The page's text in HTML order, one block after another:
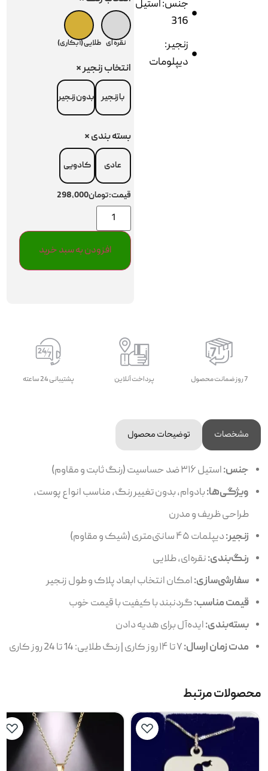
جنس: استیل
316
زنجیر:
دیپلومات
نقره ای طلایی (آبکاری)
انتخاب زنجیر*
با زنجیر بدون زنجیر
بسته بندی*
عادی کادویی
قیمت:تومان298,000
افزودن به سبد خرید
7 روز ضمانت محصول پرداخت آنلاین پشتیبانی 24 ساعته
مشخصات توضیحات محصول
جنس:استیل ۳۱۶ ضد حساسیت (رنگ ثابت و مقاوم)
ویژگی‌ها:بادوام، بدون تغییر رنگ، مناسب انواع پوست،
طراحی ظریف و مدرن
زنجیر:دیپلمات ۴۵ سانتی‌متری (شیک و مقاوم)
رنگ‌بندی:نقره‌ای، طلایی
سفارشی‌سازی:امکان انتخاب ابعاد پلاک و طول زنجیر
قیمت مناسب:گردنبند با کیفیت با قیمت خوب
بسته‌بندی:ایده‌آل برای هدیه دادن
مدت زمان ارسال:
محصولات مرتبط